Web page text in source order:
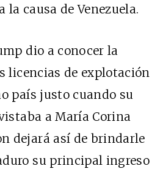
la causa de Venezuela.
dio a conocer la
licencias de explotación
país justo cuando su
a María Corina
dejará así de brindarle
su principal ingreso